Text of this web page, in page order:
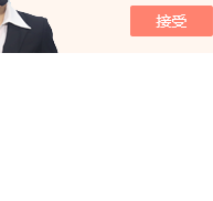
共 1 条记录，当前 1 / 1